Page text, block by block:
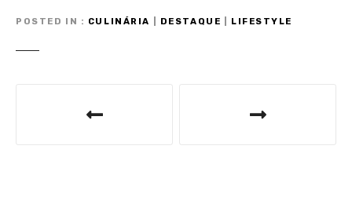
POSTED IN CULINÁRIA DESTAQUE LIFESTYLE